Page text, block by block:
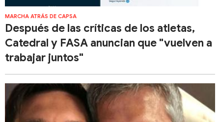
MARCHA ATRÁS DE CAPSA
Después de las críticas de los atletas,
Catedral y FASA anuncian que "vuelven a
trabajar juntos"